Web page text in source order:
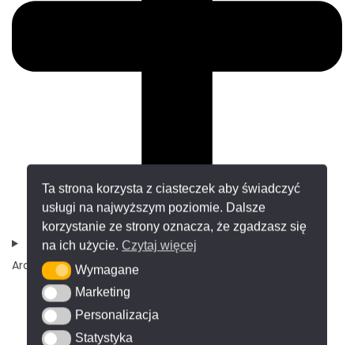
Ta strona korzysta z ciasteczek aby świadczyć
usługi na najwyższym poziomie. Dalsze
korzystanie ze strony oznacza, że zgadzasz się
na ich użycie. Czytaj więcej
WymaganeWymagane
MarketingMarketing
Personalizacja
Personalizacja
StatystykaStatystyka
Architektura zewnętrzna